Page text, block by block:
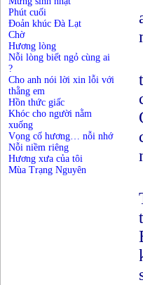
Phút cuối
Đoản khúc Đà Lạt
Chờ
Hương lòng
Nỗi lòng biết ngỏ cùng ai
?
Cho anh nói lời xin lỗi với
thằng em
Hồn thức giấc
Khóc cho người nằm
xuống
Vọng cố hương… nỗi nhớ
Nỗi niềm riêng
Hương xưa của tôi
Mùa Trạng Nguyên